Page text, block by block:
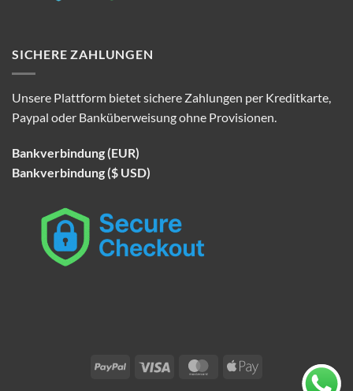
SICHERE ZAHLUNGEN
Unsere Plattform bietet sichere Zahlungen per Kreditkarte,
Paypal oder Banküberweisung ohne Provisionen.
Bankverbindung (EUR)
Bankverbindung ($ USD)
PayPal Visa MasterCardApple